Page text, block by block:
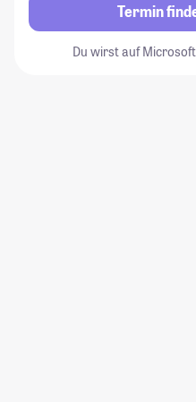
Termin
Du wirst auf